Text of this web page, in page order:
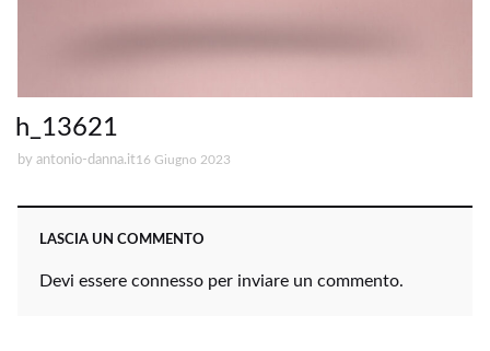
h_13621
by antonio-danna.it16 Giugno 2023
LASCIA UN COMMENTO
Devi essere connesso per inviare un commento.